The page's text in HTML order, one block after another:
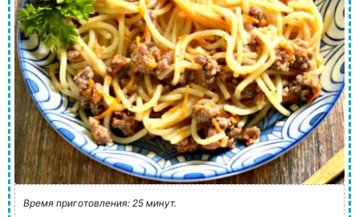
Время приготовления: 25 минут.